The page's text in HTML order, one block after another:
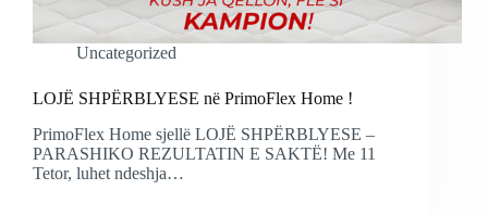
Uncategorized
LOJË SHPËRBLYESE në PrimoFlex Home !
PrimoFlex Home sjellë LOJË SHPËRBLYESE –
PARASHIKO REZULTATIN E SAKTË! Me 11
Tetor, luhet ndeshja…